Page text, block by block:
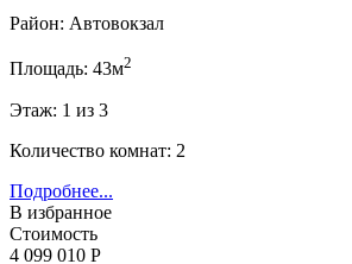
Район: Автовокзал
Площадь: 43м2
Этаж: 1 из 3
Количество комнат: 2
Подробнее...
В избранное
Стоимость
4 099 010 Р